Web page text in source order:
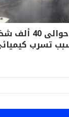
عاجل- أوامر بإجلاء
تسرب